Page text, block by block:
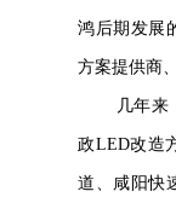
鸿后期发展
方案提供商
几年来
政LED改造
道、咸阳快